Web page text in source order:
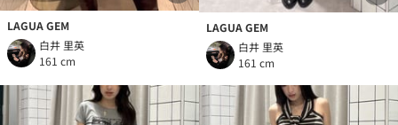
LAGUA GEM
白井 里英
161 cm
LAGUA GEM
白井 里英
161 cm